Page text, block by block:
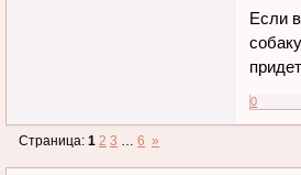
Если
0
Страница:1 2 3 6 »